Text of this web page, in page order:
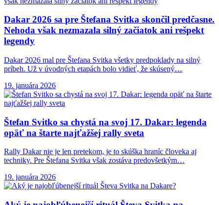
Dakar 2026 sa pre Štefana Svitka skončil predčasne.
Nehoda však nezmazala silný začiatok ani rešpekt
legendy
Dakar 2026 mal pre Štefana Svitka všetky predpoklady na silný
príbeh. Už v úvodných etapách bolo vidieť, že skúsený…
19. januára 2026
Štefan Svitko sa chystá na svoj 17. Dakar: legenda
opäť na štarte najťažšej rally sveta
Rally Dakar nie je len pretekom, je to skúška hraníc človeka aj
techniky. Pre Štefana Svitka však zostáva predovšetkým…
19. januára 2026